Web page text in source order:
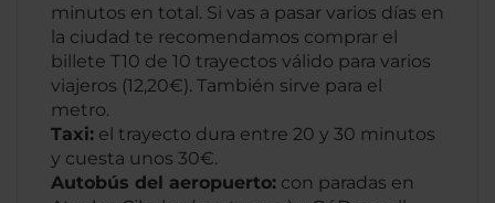
minutos en total. Si vas a pasar varios días en
la ciudad te recomendamos comprar el
billete T10 de 10 trayectos válido para varios
viajeros (12,20€). También sirve para el
metro.
Taxi: el trayecto dura entre 20 y 30 minutos
y cuesta unos 30€.
Autobús del aeropuerto: con paradas en